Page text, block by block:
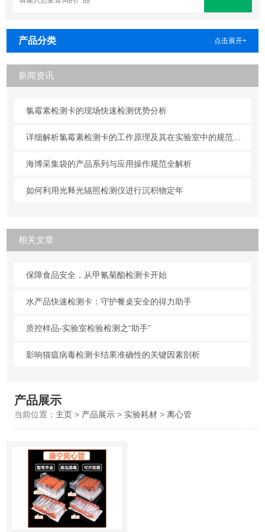
产品分类 点击展开+
新闻资讯
氯霉素检测卡的现场快速检测优势分析
详细解析氯霉素检测卡的工作原理及其在实验室中的规范操作与维护方法
海博采集袋的产品系列与应用操作规范全解析
如何利用光释光辐照检测仪进行沉积物定年
相关文章
保障食品安全，从甲氰菊酯检测卡开始
水产品快速检测卡：守护餐桌安全的得力助手
质控样品-实验室检验检测之“助手”
影响猫瘟病毒检测卡结果准确性的关键因素剖析
产品展示
当前位置： 主页> 产品展示> 实验耗材> 离心管